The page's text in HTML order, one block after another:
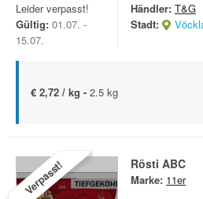
Leider verpasst!
Gültig: 01.07. -
15.07.
Händler: T&G
Stadt:
€ 2,72 / kg - 2.5 kg
Verpasst! Rösti ABC
Marke: 11er